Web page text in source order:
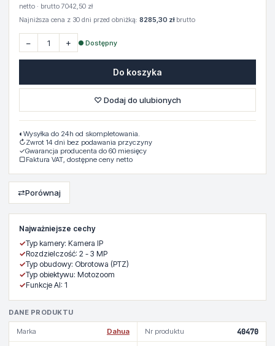
Najważniejsze cechy
✓Typ kamery: Kamera IP
✓Rozdzielczość: 2 - 3 MP
✓Typ obudowy: Obrotowa (PTZ)
✓Typ obiektywu: Motozoom
✓Funkcje AI: 1
DANE PRODUKTU
Marka Dahua Nr produktu 40470
netto · brutto 7042,50 zł
Najniższa cena z 30 dni przed obniżką: 8285,30 złbrutto
− + ● Dostępny
Do koszyka
♡ Dodaj do ulubionych
◐ Wysyłka do 24h od skompletowania.
↻Zwrot 14 dni bez podawania przyczyny
✓Gwarancja producenta do 60 miesięcy
▢Faktura VAT, dostępne ceny netto
⇄Porównaj